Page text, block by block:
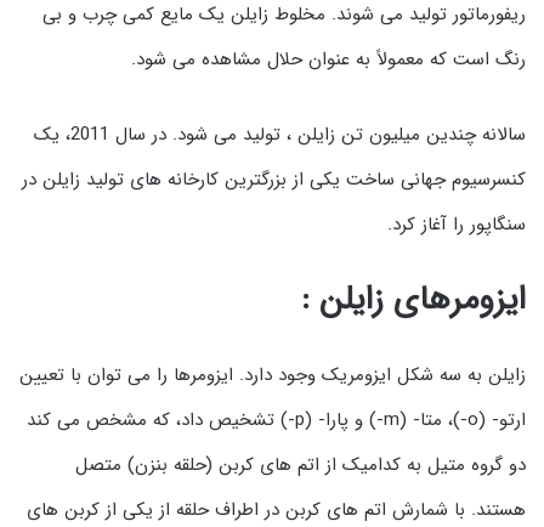
ریفورماتور تولید می شوند. مخلوط زایلن یک مایع کمی چرب و بی
رنگ است که معمولاً به عنوان حلال مشاهده می شود.
سالانه چندین میلیون تن زایلن ، تولید می شود. در سال 2011، یک
کنسرسیوم جهانی ساخت یکی از بزرگترین کارخانه های تولید زایلن در
سنگاپور را آغاز کرد.
ایزومرهای زایلن :
زایلن به سه شکل ایزومریک وجود دارد. ایزومرها را می توان با تعیین
ارتو- (o-)، متا- (m-) و پارا- (p-) تشخیص داد، که مشخص می کند
دو گروه متیل به کدامیک از اتم های کربن (حلقه بنزن) متصل
هستند. با شمارش اتم های کربن در اطراف حلقه از یکی از کربن های